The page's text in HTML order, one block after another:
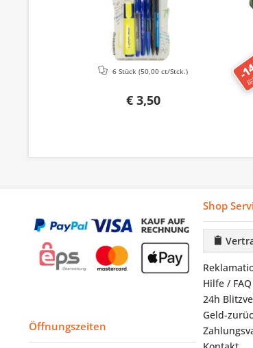
€ 3,50
6 Stück(50,00 ct/Stck.) -
Öffnungszeiten
Shop
Hilfe / FAQ
24h
Geld-